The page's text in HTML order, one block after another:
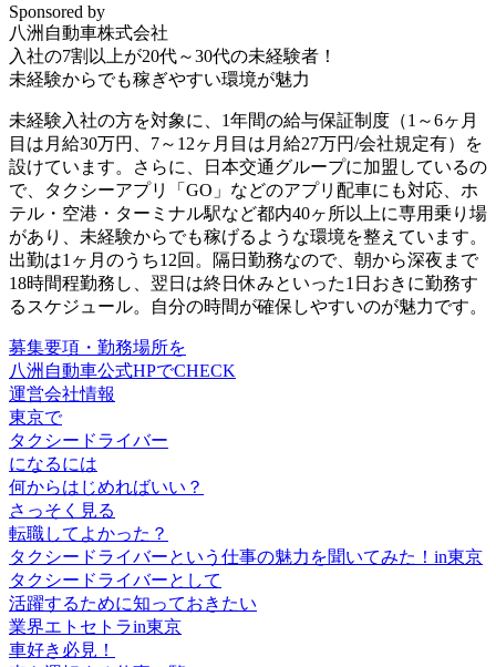
Sponsored by
八洲自動車株式会社
入社の7割以上が20代～30代の未経験者！
未経験からでも稼ぎやすい環境が魅力
未経験入社の方を対象に、 1年間の給与保証制度（1～6ヶ月
目は月給30万円、7～12ヶ月目は月給27万円/会社規定有）
を
設けています。さらに、日本交通グループに加盟しているの
で、タクシーアプリ「GO」などのアプリ配車にも対応、ホ
テル・空港・ターミナル駅など都内40ヶ所以上に専用乗り場
があり
、未経験からでも稼げるような環境を整えています。
出勤は1ヶ月のうち12回。隔日勤務なので、朝から深夜まで
18時間程勤務し、翌日は終日休みといった1日おきに勤務す
るスケジュール。自分の時間が確保しやすいのが魅力です。
募集要項・勤務場所を
八洲自動車公式HPでCHECK
運営会社情報
東京で
タクシードライバー
になるには
何からはじめればいい？
さっそく見る
転職してよかった？
タクシードライバーという仕事の魅力を聞いてみた！in東京
タクシードライバーとして
活躍するために知っておきたい
業界エトセトラin東京
車好き必見！